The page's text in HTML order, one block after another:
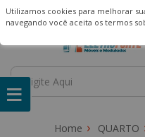
Utilizamos cookies para melhorar
navegando você aceita os termos
(22) 99909-3407
QUARTO